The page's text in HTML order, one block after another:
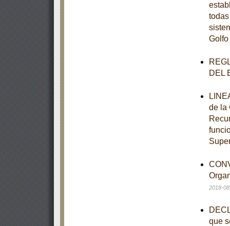
DEL
de la
2018-
que